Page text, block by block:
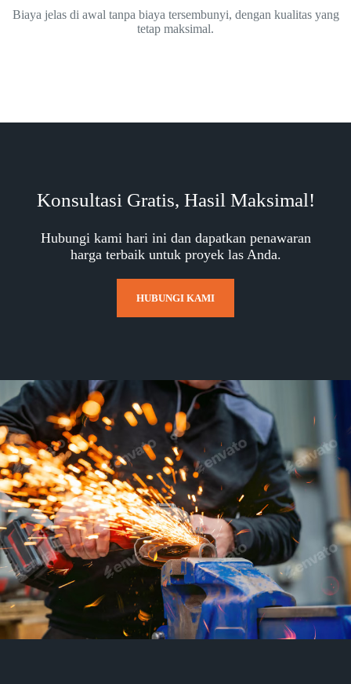
Biaya jelas di awal tanpa biaya tersembunyi, dengan kualitas yang
tetap maksimal.
Konsultasi Gratis, Hasil Maksimal!
Hubungi kami hari ini dan dapatkan penawaran
harga terbaik untuk proyek las Anda.
HUBUNGI KAMI